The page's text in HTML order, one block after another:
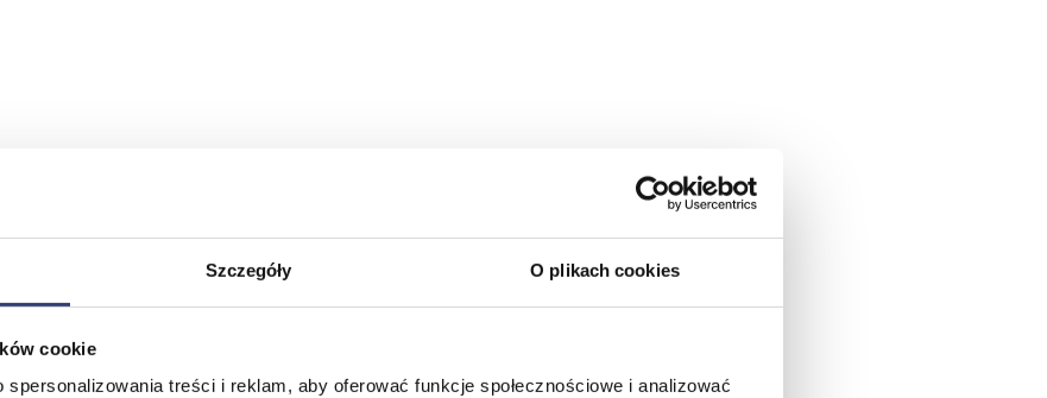
Szczegóły O plikach cookies
cookie
treści i reklam, aby oferować funkcje społecznościowe i analizować